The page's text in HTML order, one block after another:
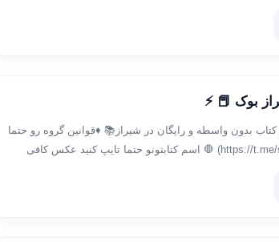
بوک 📕 ⚡
بدون واسطه و رایگان در شیراز📚 ♦️قوانین گروه رو حتما
بخونید: (https://t.me/shiraazbook/8) 🛑 اسم کتابتونو حتما تایپ کنید عکس کافی
گروه ممنوع 🚫 ♦تبلیغ ممنوعه […]